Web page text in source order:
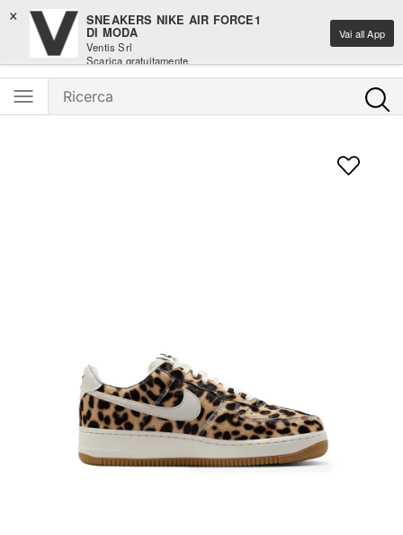
× SNEAKERS NIKE AIR FORCE1
DI MODA
Ventis Srl
Scarica gratuitamente
Vai all App
Iscriviti alla newsletter: -15% di sconto sul primo ordine
Ventis - L'e-shopping parla italiano